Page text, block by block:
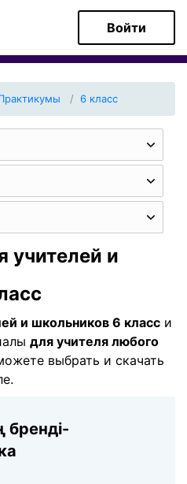
Войти
6 класс
учителей и
и школьников 6 класс и
для учителя любого
выбрать и скачать